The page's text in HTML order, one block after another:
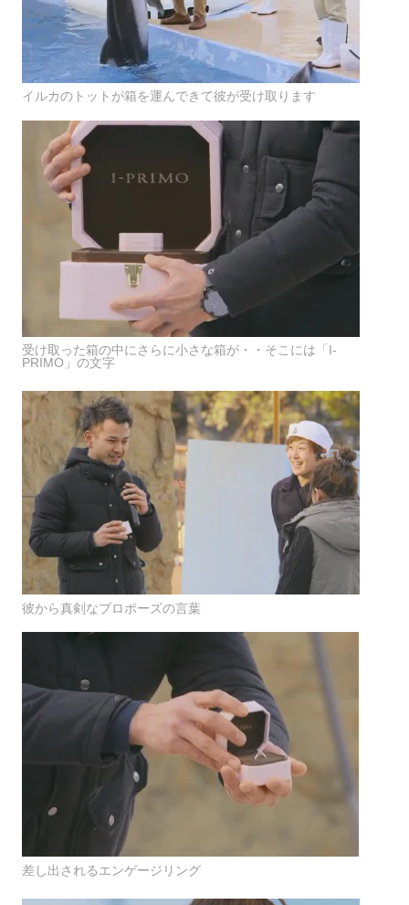
イルカのトットが箱を運んできて彼が受け取ります
受け取った箱の中にさらに小さな箱が・・そこには「I-
PRIMO」の文字
彼から真剣なプロポーズの言葉
差し出されるエンゲージリング